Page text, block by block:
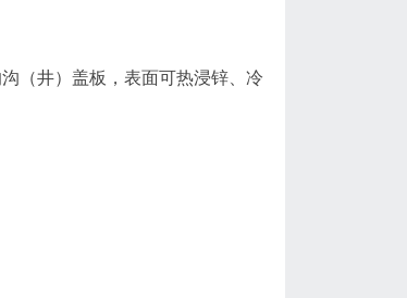
（井）盖板，表面可热浸锌、冷